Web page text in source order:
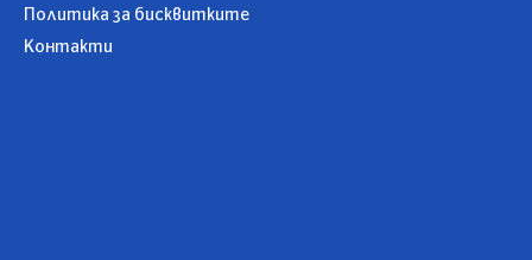
Политика за бисквитките
Контакти